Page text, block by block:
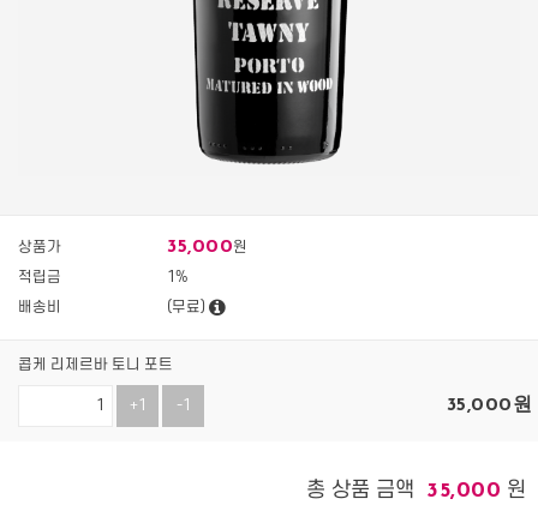
상품가 35,000원
적립금
1%
배송비
(무료)
콥케 리제르바 토니 포트
+1 -1 35,000원
총 상품 금액 35,000 원